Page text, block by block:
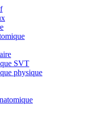
SVT
physique